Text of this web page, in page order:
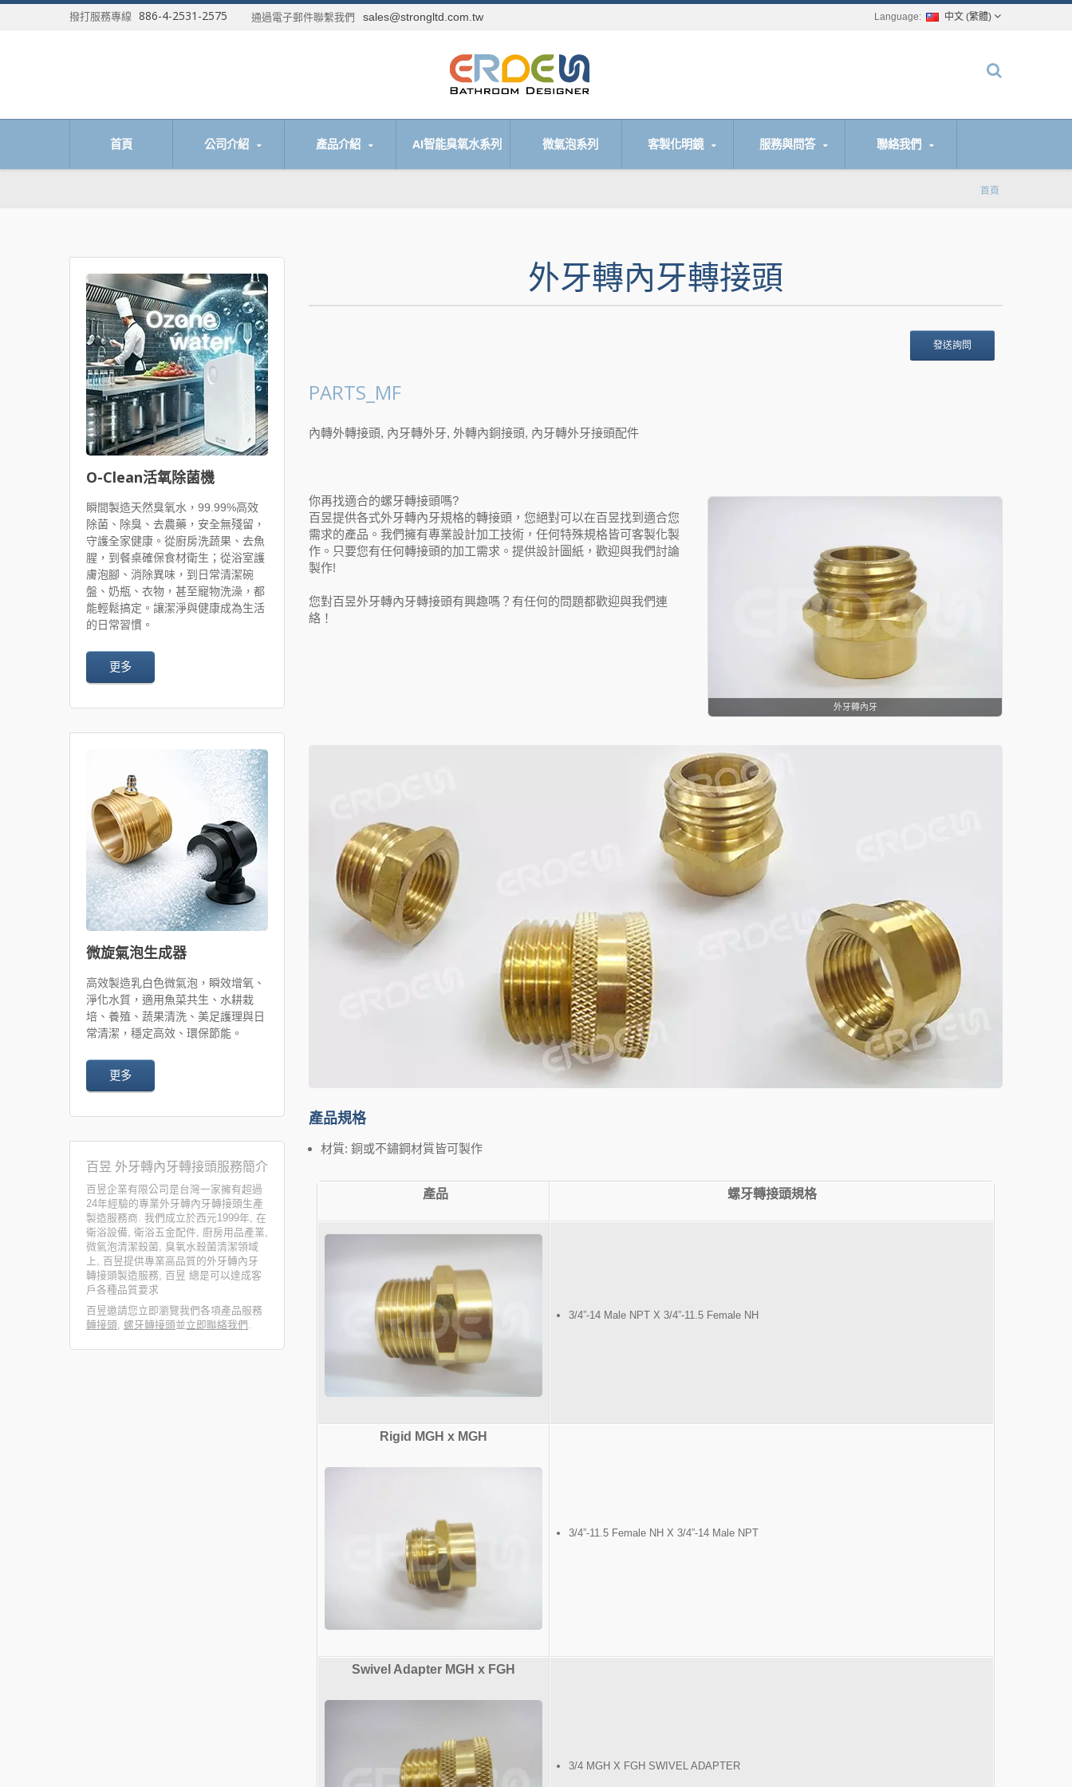
撥打服務專線 886-4-2531-2575 通過電子郵件聯繫我們 sales@strongltd.com.tw 中文 (繁體)
首頁 公司介紹 產品介紹 AI智能臭氧水系列 微氣泡系列 客製化明鏡 服務與問答 聯絡我們
首頁
O-Clean活氧除菌機
瞬間製造天然臭氧水，99.99%高效
除菌、除臭、去農藥，安全無殘留，
守護全家健康。從廚房洗蔬果、去魚
腥，到餐桌確保食材衛生；從浴室護
膚泡腳、消除異味，到日常清潔碗
盤、奶瓶、衣物，甚至寵物洗澡，都
能輕鬆搞定。讓潔淨與健康成為生活
的日常習慣。
更多
微旋氣泡生成器
高效製造乳白色微氣泡，瞬效增氧、
淨化水質，適用魚菜共生、水耕栽
培、養殖、蔬果清洗、美足護理與日
常清潔，穩定高效、環保節能。
更多
百昱 外牙轉內牙轉接頭服務簡介
百昱企業有限公司是台灣一家擁有超過
24年經驗的專業外牙轉內牙轉接頭生產
製造服務商. 我們成立於西元1999年, 在
衛浴設備, 衛浴五金配件, 廚房用品產業,
微氣泡清潔殺菌, 臭氧水殺菌清潔領域
上, 百昱提供專業高品質的外牙轉內牙
轉接頭製造服務, 百昱 總是可以達成客
戶各種品質要求
百昱邀請您立即瀏覽我們各項產品服務
轉接頭, 螺牙轉接頭並立即聯絡我們 .
外牙轉內牙轉接頭
發送詢問
PARTS_MF
內轉外轉接頭, 內牙轉外牙, 外轉內銅接頭, 內牙轉外牙接頭配件
外牙轉內牙
你再找適合的螺牙轉接頭嗎?
百昱提供各式外牙轉內牙規格的轉接頭，您絕對可以在百昱找到適合您
需求的產品。我們擁有專業設計加工技術，任何特殊規格皆可客製化製
作。只要您有任何轉接頭的加工需求。提供設計圖紙，歡迎與我們討論
製作!
您對百昱外牙轉內牙轉接頭有興趣嗎？有任何的問題都歡迎與我們連
絡！
產品規格
材質: 銅或不鏽鋼材質皆可製作
產品 螺牙轉接頭規格
3/4”-14 Male NPT X 3/4”-11.5 Female NH
Rigid MGH x MGH
3/4”-11.5 Female NH X 3/4”-14 Male NPT
Swivel Adapter MGH x FGH
3/4 MGH X FGH SWIVEL ADAPTER